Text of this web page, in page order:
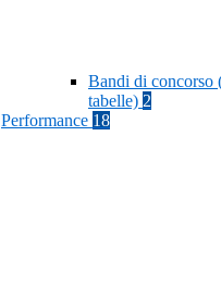
Bandi di concorso
tabelle) 2
Performance 18